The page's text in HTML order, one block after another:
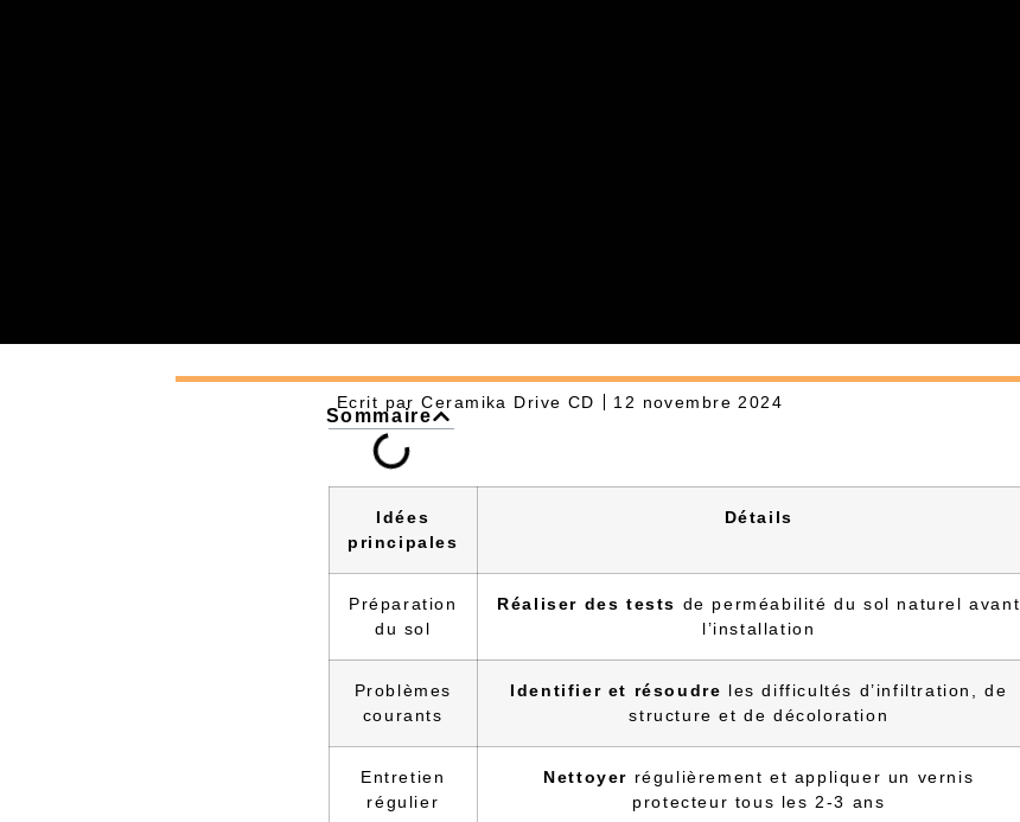
Ecrit par Ceramika Drive CD 12 novembre 2024
Sommaire
Idées
principales
Détails
Préparation
du sol
Réaliser des tests de perméabilité du sol naturel avant
l’installation
Problèmes
courants
Identifier et résoudre les difficultés d’infiltration, de
structure et de décoloration
Entretien
régulier
Nettoyer régulièrement et appliquer un vernis
protecteur tous les 2-3 ans